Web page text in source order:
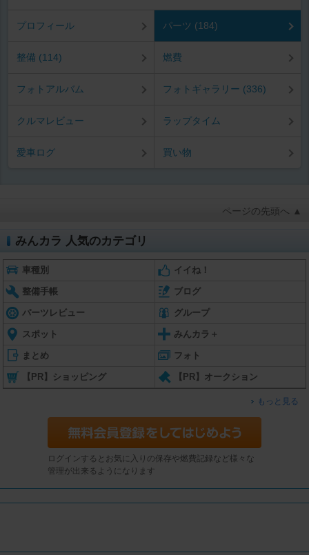
プロフィール パーツ (184)
整備 (114) 燃費
フォトアルバム フォトギャラリー (336)
クルマレビュー ラップタイム
愛車ログ 買い物
ページの先頭へ ▲
みんカラ 人気のカテゴリ
車種別 イイね！
整備手帳 ブログ
パーツレビュー グループ
スポット みんカラ＋
まとめ フォト
【PR】ショッピング 【PR】オークション
もっと見る
ログインするとお気に入りの保存や燃費記録など様々な
管理が出来るようになります